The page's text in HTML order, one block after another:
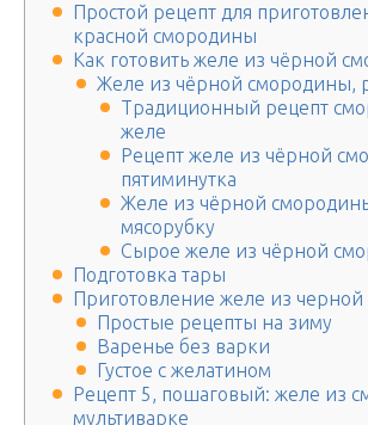
Простой рецепт для
красной смородины
Как готовить желе из чёрной
Желе из чёрной смородины,
Традиционный рецепт
желе
Рецепт желе из чёрной
пятиминутка
Желе из чёрной
мясорубку
Сырое желе из чёрной
Подготовка тары
Приготовление желе из
Простые рецепты на зиму
Варенье без варки
Густое с желатином
Рецепт 5, пошаговый: желе из
мультиварке